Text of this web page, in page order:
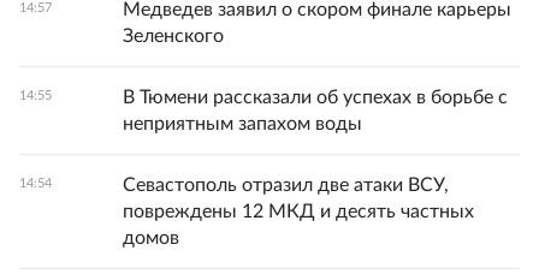
14:57
Медведев заявил о скором финале карьеры
Зеленского
14:55
В Тюмени рассказали об успехах в борьбе с
неприятным запахом воды
14:54
Севастополь отразил две атаки ВСУ,
повреждены 12 МКД и десять частных
домов